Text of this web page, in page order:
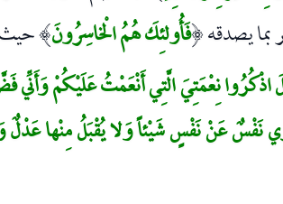
يصدقه (فَأُولئِكَ هُمُ الْخاسِرُونَ)حيث
اذْكُرُوا نِعْمَتِيَ الَّتِي أَنْعَمْتُ عَلَيْكُمْ وَأَنِّي
نَفْسٌ عَنْ نَفْسٍ شَيْئاً وَلا يُقْبَلُ مِنْها عَدْلٌ